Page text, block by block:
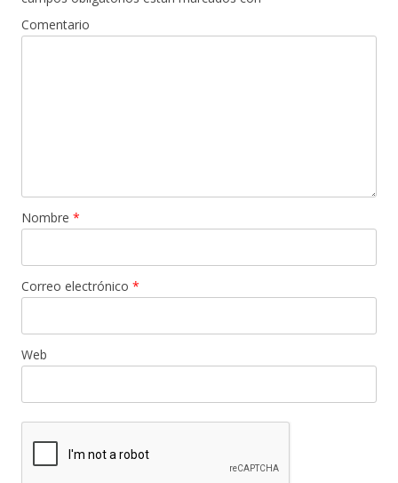
Comentario
Nombre *
Correo electrónico *
Web